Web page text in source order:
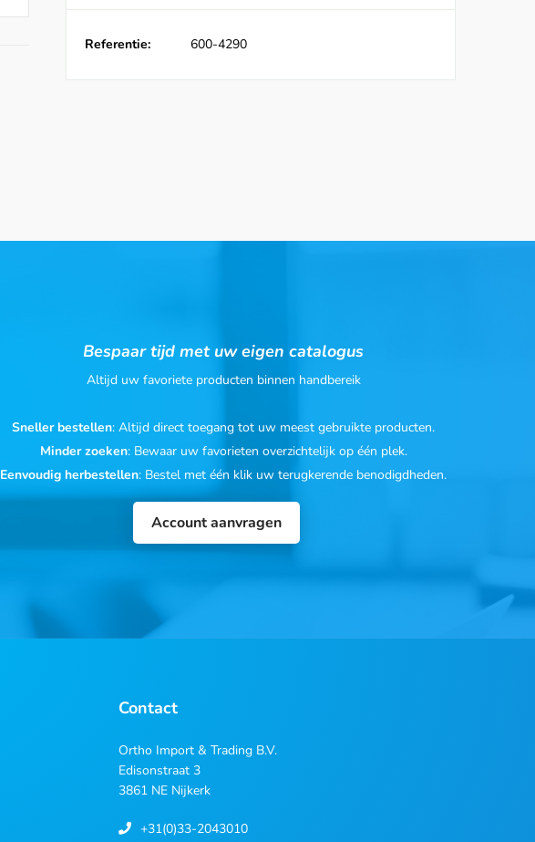
Referentie: 600-4290
Bespaar tijd met uw eigen catalogus
Altijd uw favoriete producten binnen handbereik
Sneller bestellen: Altijd direct toegang tot uw meest gebruikte producten.
Minder zoeken: Bewaar uw favorieten overzichtelijk op één plek.
Eenvoudig herbestellen: Bestel met één klik uw terugkerende benodigdheden.
Account aanvragen
Contact
Ortho Import & Trading B.V.
Edisonstraat 3
3861 NE Nijkerk
+31(0)33-2043010